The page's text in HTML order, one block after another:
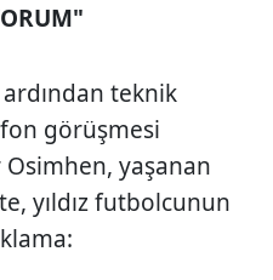
teknik
görüşmesi
Osimhen, yaşanan
yıldız futbolcunun